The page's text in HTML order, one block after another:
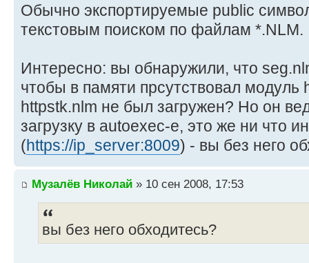
Обычно экспортируемые public
текстовым поиском по файлам *.NLM.
Интересно: вы обнаружили, что
чтобы в памяти прсутствовал модуль
httpstk.nlm не был загружен? Но он
загрузку в autoexec-е, это же ни что
(https://ip_server:8009) - вы без него
Музалёв Николай » 10 сен 2008, 17:53
вы без него обходитесь?